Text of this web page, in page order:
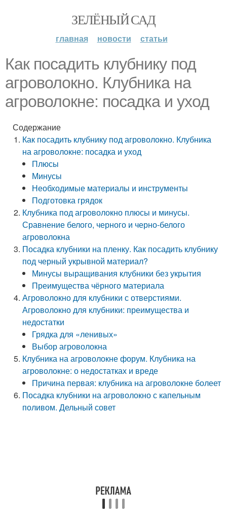
ЗЕЛЁНЫЙ САД
главная новости статьи
Как посадить клубнику под
агроволокно. Клубника на
агроволокне: посадка и уход
Содержание
Как посадить клубнику под агроволокно. Клубника
на агроволокне: посадка и уход
Плюсы
Минусы
Необходимые материалы и инструменты
Подготовка грядок
Клубника под агроволокно плюсы и минусы.
Сравнение белого, черного и черно-белого
агроволокна
Посадка клубники на пленку. Как посадить клубнику
под черный укрывной материал?
Минусы выращивания клубники без укрытия
Преимущества чёрного материала
Агроволокно для клубники с отверстиями.
Агроволокно для клубники: преимущества и
недостатки
Грядка для «ленивых»
Выбор агроволокна
Клубника на агроволокне форум. Клубника на
агроволокне: о недостатках и вреде
Причина первая: клубника на агроволокне болеет
Посадка клубники на агроволокно с капельным
поливом. Дельный совет